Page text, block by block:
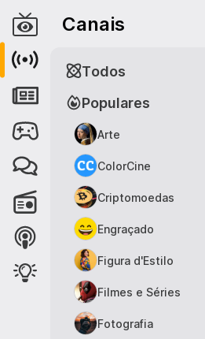
Canais
Populares
Arte
ColorCine
Criptomoedas
Engraçado
Figura d'Estilo
Filmes e Séries
Fotografia
Todos